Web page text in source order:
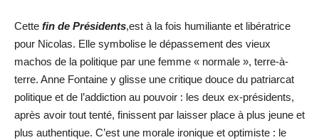
Cette fin de Présidents,est à la fois humiliante et libératrice
pour Nicolas. Elle symbolise le dépassement des vieux
machos de la politique par une femme « normale », terre-à-
terre. Anne Fontaine y glisse une critique douce du patriarcat
politique et de l’addiction au pouvoir : les deux ex-présidents,
après avoir tout tenté, finissent par laisser place à plus jeune et
plus authentique. C’est une morale ironique et optimiste : le